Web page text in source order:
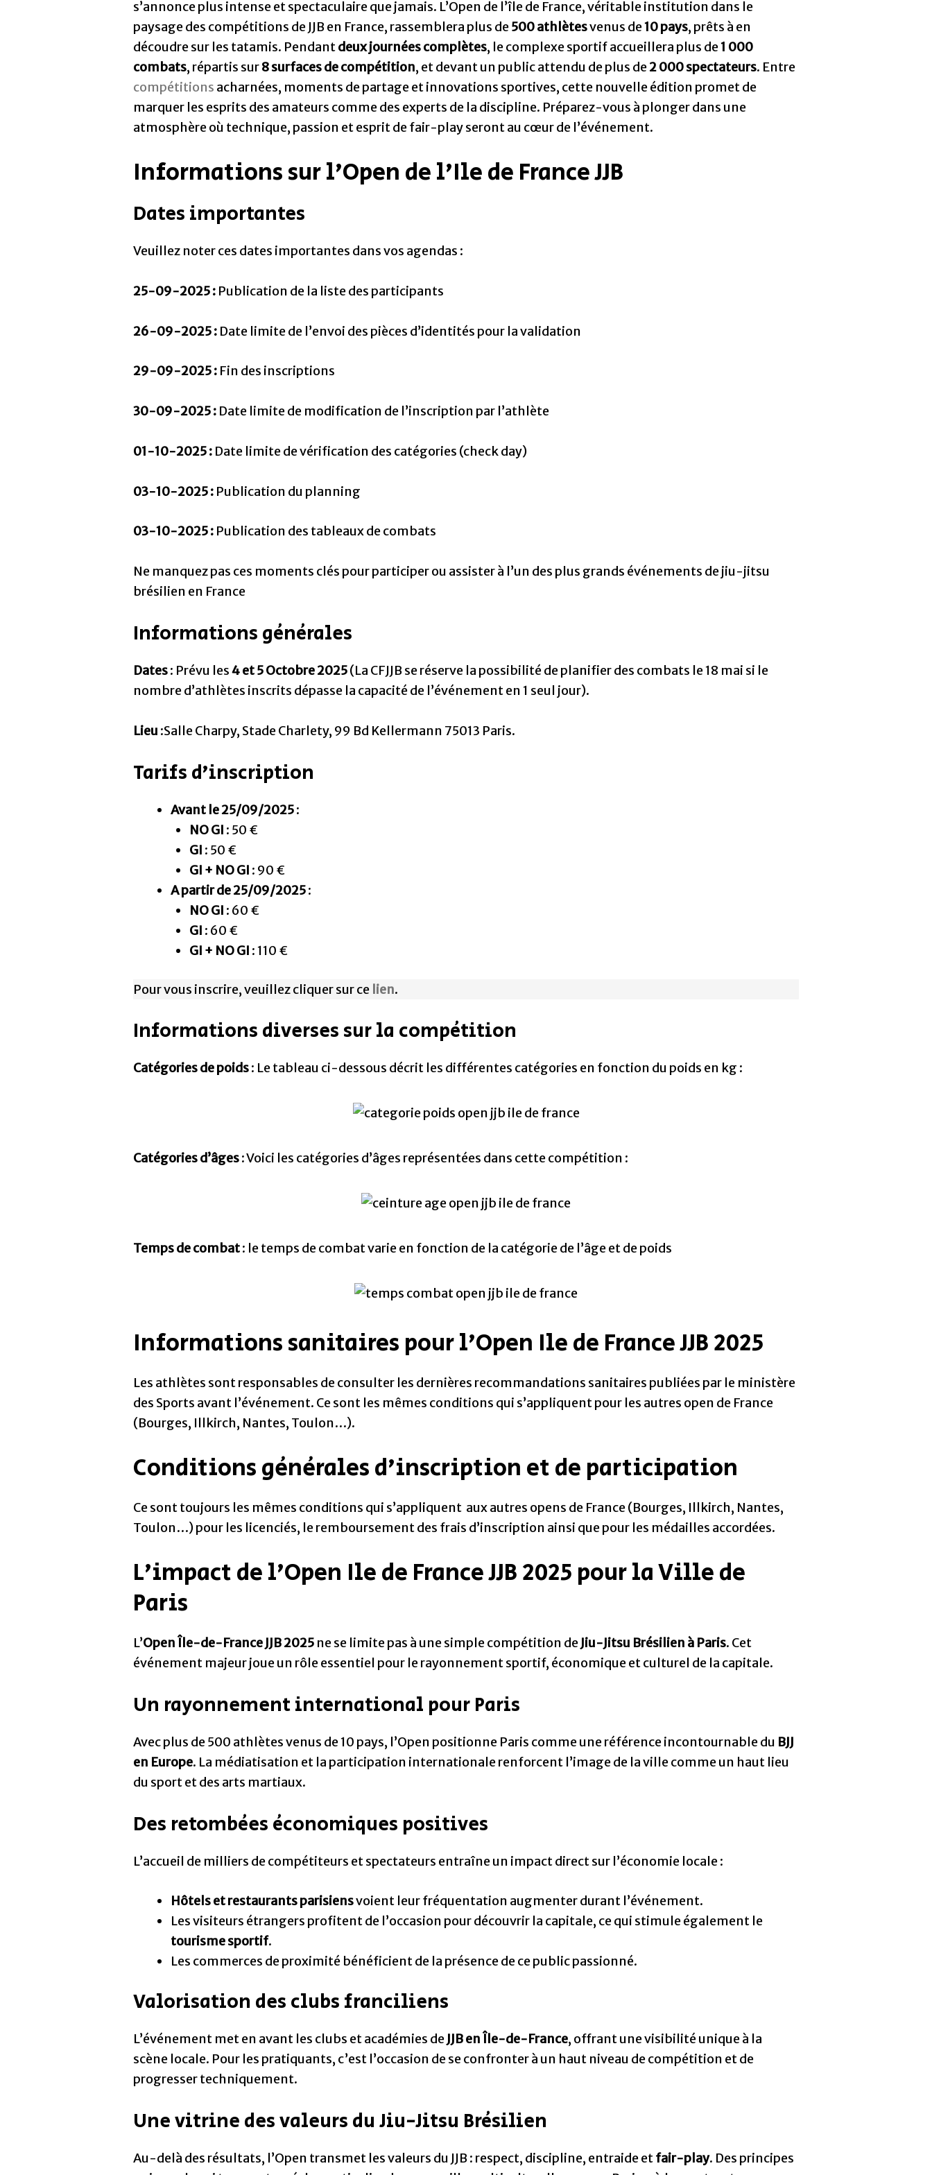
s’annonce plus intense et spectaculaire que jamais. L’Open de l’île de France, véritable institution dans le
paysage des compétitions de JJB en France, rassemblera plus de500 athlètesvenus de10 pays, prêts à en
découdre sur les tatamis. Pendantdeux journées complètes, le complexe sportif accueillera plus de1 000
combats, répartis sur8 surfaces de compétition, et devant un public attendu de plus de2 000 spectateurs. Entre
compétitions acharnées, moments de partage et innovations sportives, cette nouvelle édition promet de
marquer les esprits des amateurs comme des experts de la discipline. Préparez-vous à plonger dans une
atmosphère où technique, passion et esprit de fair-play seront au cœur de l’événement.
Informations sur l’Open de l’Ile de France JJB
Dates importantes
Veuillez noter ces dates importantes dans vos agendas :
25-09-2025 : Publication de la liste des participants
26-09-2025 : Date limite de l’envoi des pièces d’identités pour la validation
29-09-2025 : Fin des inscriptions
30-09-2025 : Date limite de modification de l’inscription par l’athlète
01-10-2025 : Date limite de vérification des catégories (check day)
03-10-2025 : Publication du planning
03-10-2025 : Publication des tableaux de combats
Ne manquez pas ces moments clés pour participer ou assister à l’un des plus grands événements de jiu-jitsu
brésilien en France
Informations générales
Dates: Prévu les4 et 5 Octobre 2025(La CFJJB se réserve la possibilité de planifier des combats le 18 mai si le
nombre d’athlètes inscrits dépasse la capacité de l’événement en 1 seul jour).
Lieu :Salle Charpy, Stade Charlety, 99 Bd Kellermann 75013 Paris.
Tarifs d’inscription
Avant le 25/09/2025:
NO GI : 50 €
GI : 50 €
GI + NO GI : 90 €
A partir de 25/09/2025:
NO GI : 60 €
GI : 60 €
GI + NO GI : 110 €
Pour vous inscrire, veuillez cliquer sur ce lien.
Informations diverses sur la compétition
Catégories de poids: Le tableau ci-dessous décrit les différentes catégories en fonction du poids en kg :
Catégories d’âges: Voici les catégories d’âges représentées dans cette compétition :
Temps de combat: le temps de combat varie en fonction de la catégorie de l’âge et de poids
Informations sanitaires pour l’Open Ile de France JJB 2025
Les athlètes sont responsables de consulter les dernières recommandations sanitaires publiées par le ministère
des Sports avant l’événement. Ce sont les mêmes conditions qui s’appliquent pour les autres open de France
(Bourges, Illkirch, Nantes, Toulon…).
Conditions générales d’inscription et de participation
Ce sont toujours les mêmes conditions qui s’appliquent aux autres opens de France (Bourges, Illkirch, Nantes,
Toulon…) pour les licenciés, le remboursement des frais d’inscription ainsi que pour les médailles accordées.
L’impact de l’Open Ile de France JJB 2025 pour la Ville de
Paris
L’Open Île-de-France JJB 2025 ne se limite pas à une simple compétition deJiu-Jitsu Brésilien à Paris. Cet
événement majeur joue un rôle essentiel pour le rayonnement sportif, économique et culturel de la capitale.
Un rayonnement international pour Paris
Avec plus de 500 athlètes venus de 10 pays, l’Open positionne Paris comme une référence incontournable du BJJ
en Europe. La médiatisation et la participation internationale renforcent l’image de la ville comme un haut lieu
du sport et des arts martiaux.
Des retombées économiques positives
L’accueil de milliers de compétiteurs et spectateurs entraîne un impact direct sur l’économie locale :
Hôtels et restaurants parisiensvoient leur fréquentation augmenter durant l’événement.
Les visiteurs étrangers profitent de l’occasion pour découvrir la capitale, ce qui stimule également le
tourisme sportif.
Les commerces de proximité bénéficient de la présence de ce public passionné.
Valorisation des clubs franciliens
L’événement met en avant les clubs et académies deJJB en Île-de-France, offrant une visibilité unique à la
scène locale. Pour les pratiquants, c’est l’occasion de se confronter à un haut niveau de compétition et de
progresser techniquement.
Une vitrine des valeurs du Jiu-Jitsu Brésilien
Au-delà des résultats, l’Open transmet les valeurs du JJB : respect, discipline, entraide etfair-play. Des principes